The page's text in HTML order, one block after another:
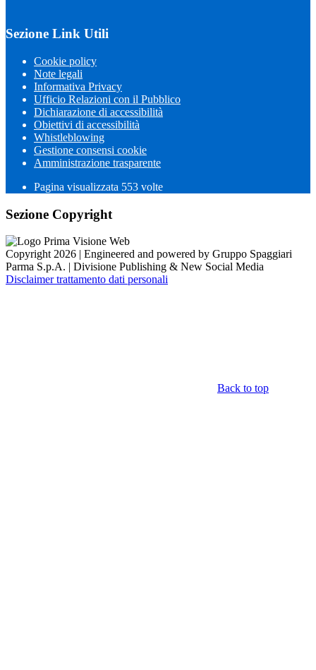
Sezione Link Utili
Cookie policy
Note legali
Informativa Privacy
Ufficio Relazioni con il Pubblico
Dichiarazione di accessibilità
Obiettivi di accessibilità
Whistleblowing
Gestione consensi cookie
Amministrazione trasparente
Pagina visualizzata 553 volte
Sezione Copyright
Copyright 2026 | Engineered and powered by Gruppo Spaggiari
Parma S.p.A. | Divisione Publishing & New Social Media
Disclaimer trattamento dati personali
Back to top